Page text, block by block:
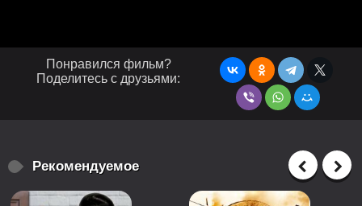
Понравился фильм?
Поделитесь с друзьями:
Рекомендуемое